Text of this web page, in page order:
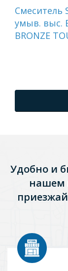
Смеситель
умыв. выс.
BRONZE
Удобно и
нашем